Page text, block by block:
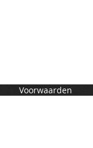
Voorwaarden